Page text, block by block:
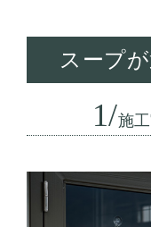
スープ
1/施